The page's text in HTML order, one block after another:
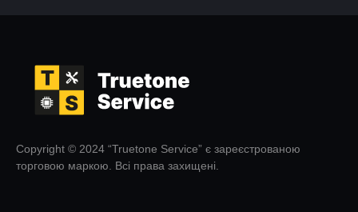
Copyright © 2024 “Truetone Service” є зареєстрованою
торговою маркою. Всі права захищені.